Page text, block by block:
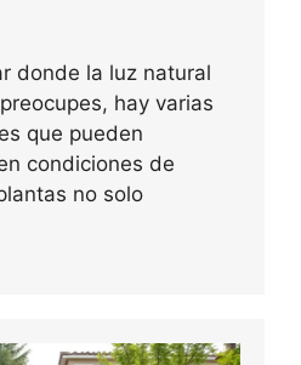
donde la luz natural
hay varias
que pueden
condiciones de
no solo